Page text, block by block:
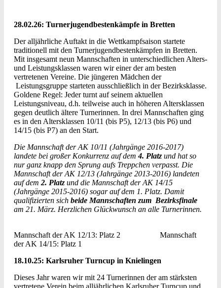
28.02.26: Turnerjugendbestenkämpfe in Bretten
Der alljährliche Auftakt in die Wettkampfsaison startete
traditionell mit den Turnerjugendbestenkämpfen in Bretten.
Mit insgesamt neun Mannschaften in unterschiedlichen Alters-
und Leistungsklassen waren wir einer der am besten
vertretenen Vereine. Die jüngeren Mädchen der
Leistungsgruppe starteten ausschließlich in der Bezirksklasse.
Goldene Regel: Jeder turnt auf seinem aktuellen
Leistungsniveau, d.h. teilweise auch in höheren Altersklassen
gegen deutlich ältere Turnerinnen. In drei Mannschaften ging
es in den Altersklassen 10/11 (bis P5), 12/13 (bis P6) und
14/15 (bis P7) an den Start.
Die Mannschaft der AK 10/11 (Jahrgänge 2016-2017)
landete bei großer Konkurrenz auf dem4. Platz und hat so
nur ganz knapp den Sprung aufs Treppchen verpasst. Die
Mannschaft der AK 12/13 (Jahrgänge 2013-2016) landeten
auf dem 2. Platz und die Mannschaft der AK 14/15
(Jahrgänge 2015-2016) sogar auf dem 1. Platz. Damit
qualifizierten sich beide Mannschaften zum Bezirksfinale
am 21. März. Herzlichen Glückwunsch an alle Turnerinnen.
Mannschaft der AK 12/13: Platz 2 Mannschaft
der AK 14/15: Platz 1
18.10.25: Karlsruher Turncup in Knielingen
Dieses Jahr waren wir mit 24 Turnerinnen der am stärksten
vertretene Verein beim alljährlichen Karlsruher Turncup und